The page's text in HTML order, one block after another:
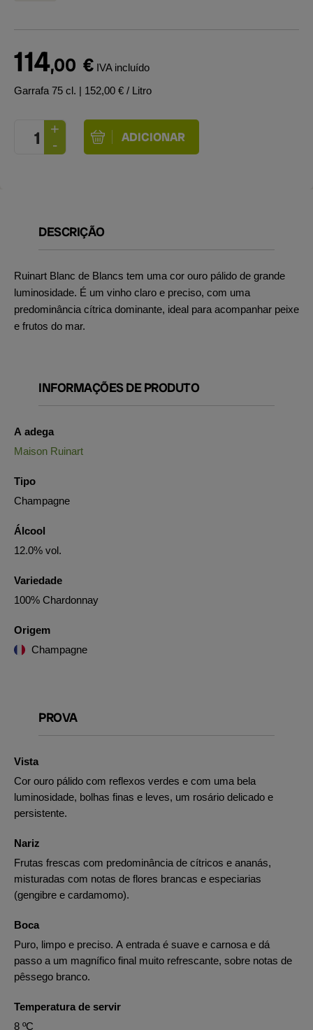
114,00 € IVA incluído
Garrafa 75 cl. | 152,00 € / Litro
DESCRIÇÃO
Ruinart Blanc de Blancs tem uma cor ouro pálido de grande
luminosidade. É um vinho claro e preciso, com uma
predominância cítrica dominante, ideal para acompanhar peixe
e frutos do mar.
INFORMAÇÕES DE PRODUTO
A adega
Maison Ruinart
Tipo
Champagne
Álcool
12.0% vol.
Variedade
100% Chardonnay
Origem
Champagne
PROVA
Vista
Cor ouro pálido com reflexos verdes e com uma bela
luminosidade, bolhas finas e leves, um rosário delicado e
persistente.
Nariz
Frutas frescas com predominância de cítricos e ananás,
misturadas com notas de flores brancas e especiarias
(gengibre e cardamomo).
Boca
Puro, limpo e preciso. A entrada é suave e carnosa e dá
passo a um magnífico final muito refrescante, sobre notas de
pêssego branco.
Temperatura de servir
8 ºC